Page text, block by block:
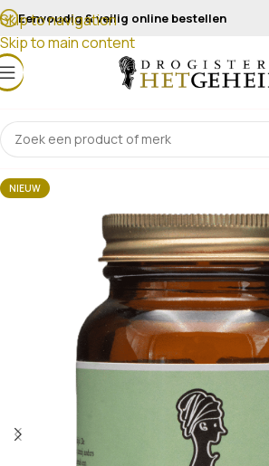
Skip to navigation
Skip to main content
Eenvoudig & veilig online bestellen
NIEUW